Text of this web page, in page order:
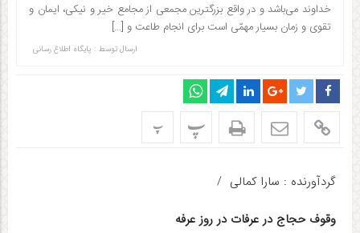
خداوند می‌باشد و در واقع بزرگترین مجمعی از مجامع خیر و نیکی، ایمان و
تقوی و زمان بسیار مهمّی است برای انجام طاعت و […]
ارسال توسط : پایگاه اطلاع رسانی
پ پ
گردآورنده : سارا کمالی /
وقوف حجاج در عرفات در روز عرفه